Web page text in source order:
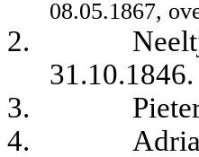
08.05.1867,
2.
31.10.1846.
3.
4.